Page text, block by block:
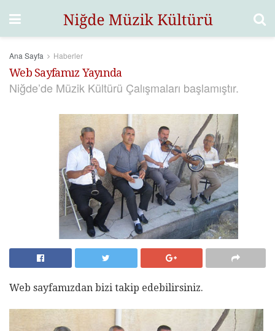
Ana Sayfa Haberler
Web Sayfamız Yayında
Niğde’de Müzik Kültürü Çalışmaları başlamıştır.
Web sayfamızdan bizi takip edebilirsiniz.